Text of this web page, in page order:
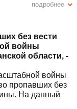
первой
продолжающегося
точкой
международных
области?
интенсивными:
и
подробнее
без вести
войны
области, -
войны
пропавших без
На данный